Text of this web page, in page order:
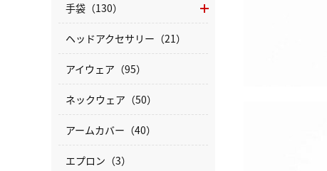
手袋（130）
ヘッドアクセサリー（21）
アイウェア（95）
ネックウェア（50）
アームカバー（40）
エプロン（3）